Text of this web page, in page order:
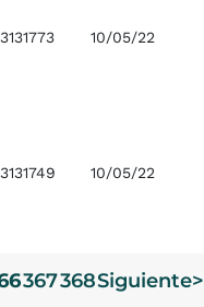
10/05/22
10/05/22
367368Siguiente>